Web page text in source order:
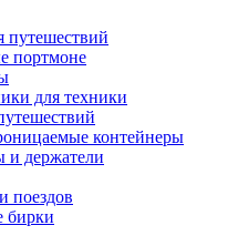
путешествий
портмоне
для техники
контейнеры
и держатели
поездов
бирки